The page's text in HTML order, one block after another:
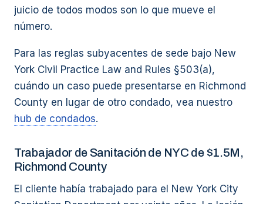
juicio de todos modos son lo que mueve el
número.
Para las reglas subyacentes de sede bajo New
York Civil Practice Law and Rules §503(a),
cuándo un caso puede presentarse en Richmond
County en lugar de otro condado, vea nuestro
hub de condados.
Trabajador de Sanitación de NYC de $1.5M,
Richmond County
El cliente había trabajado para el New York City